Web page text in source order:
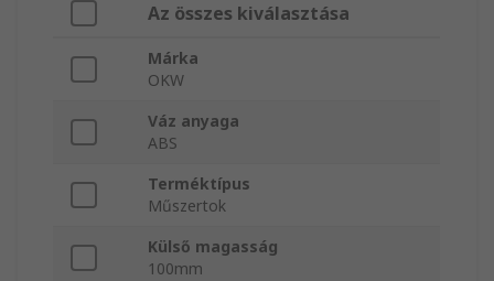
Az összes kiválasztása
Márka
OKW
Váz anyaga
ABS
Terméktípus
Műszertok
Külső magasság
100mm